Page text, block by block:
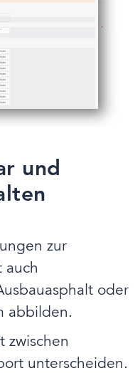
und
zur
auch
oder
abbilden.
zwischen
unterscheiden.